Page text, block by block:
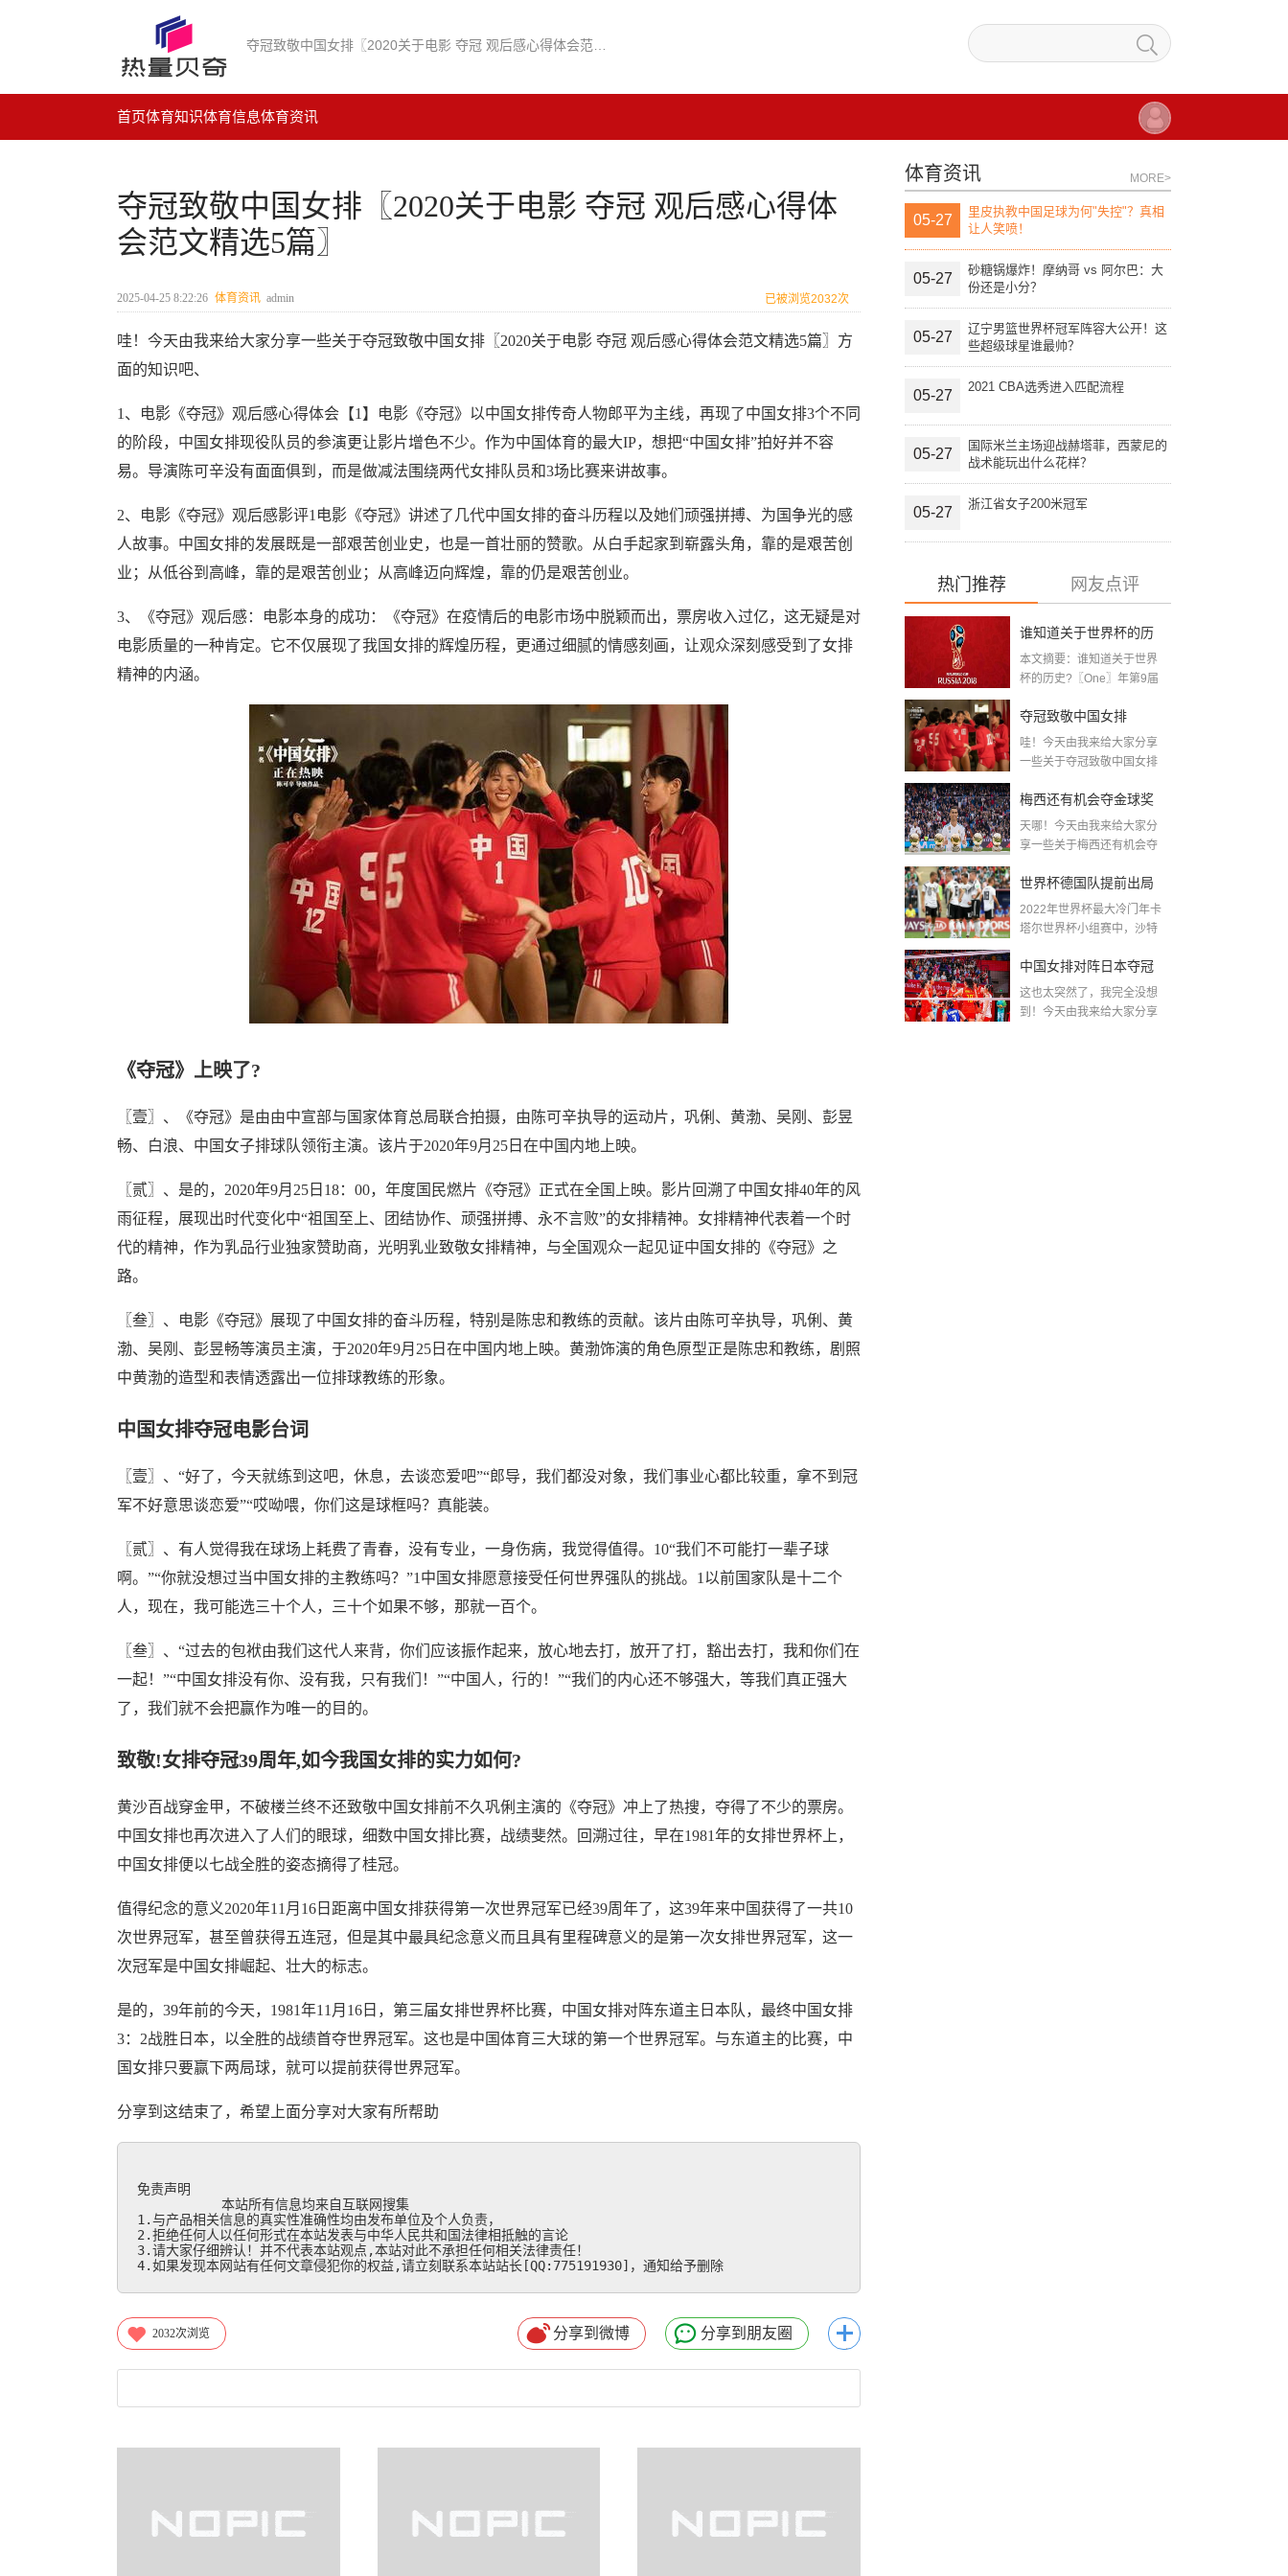
首页体育知识体育信息体育资讯
夺冠致敬中国女排〖2020关于电影 夺冠 观后感心得体
会范文精选5篇〗
2025-04-25 8:22:26 体育资讯 admin 已被浏览2032次
哇！今天由我来给大家分享一些关于夺冠致敬中国女排〖2020关于电影 夺冠 观后感心得体会范文精选5篇〗方
面的知识吧、
1、电影《夺冠》观后感心得体会【1】电影《夺冠》以中国女排传奇人物郎平为主线，再现了中国女排3个不同
的阶段，中国女排现役队员的参演更让影片增色不少。作为中国体育的最大IP，想把“中国女排”拍好并不容
易。导演陈可辛没有面面俱到，而是做减法围绕两代女排队员和3场比赛来讲故事。
2、电影《夺冠》观后感影评1电影《夺冠》讲述了几代中国女排的奋斗历程以及她们顽强拼搏、为国争光的感
人故事。中国女排的发展既是一部艰苦创业史，也是一首壮丽的赞歌。从白手起家到崭露头角，靠的是艰苦创
业；从低谷到高峰，靠的是艰苦创业；从高峰迈向辉煌，靠的仍是艰苦创业。
3、《夺冠》观后感：电影本身的成功：《夺冠》在疫情后的电影市场中脱颖而出，票房收入过亿，这无疑是对
电影质量的一种肯定。它不仅展现了我国女排的辉煌历程，更通过细腻的情感刻画，让观众深刻感受到了女排
精神的内涵。
《夺冠》上映了?
〖壹〗、《夺冠》是由由中宣部与国家体育总局联合拍摄，由陈可辛执导的运动片，巩俐、黄渤、吴刚、彭昱
畅、白浪、中国女子排球队领衔主演。该片于2020年9月25日在中国内地上映。
〖贰〗、是的，2020年9月25日18：00，年度国民燃片《夺冠》正式在全国上映。影片回溯了中国女排40年的风
雨征程，展现出时代变化中“祖国至上、团结协作、顽强拼搏、永不言败”的女排精神。女排精神代表着一个时
代的精神，作为乳品行业独家赞助商，光明乳业致敬女排精神，与全国观众一起见证中国女排的《夺冠》之
路。
〖叁〗、电影《夺冠》展现了中国女排的奋斗历程，特别是陈忠和教练的贡献。该片由陈可辛执导，巩俐、黄
渤、吴刚、彭昱畅等演员主演，于2020年9月25日在中国内地上映。黄渤饰演的角色原型正是陈忠和教练，剧照
中黄渤的造型和表情透露出一位排球教练的形象。
中国女排夺冠电影台词
〖壹〗、“好了，今天就练到这吧，休息，去谈恋爱吧”“郎导，我们都没对象，我们事业心都比较重，拿不到冠
军不好意思谈恋爱”“哎呦喂，你们这是球框吗？真能装。
〖贰〗、有人觉得我在球场上耗费了青春，没有专业，一身伤病，我觉得值得。10“我们不可能打一辈子球
啊。”“你就没想过当中国女排的主教练吗？”1中国女排愿意接受任何世界强队的挑战。1以前国家队是十二个
人，现在，我可能选三十个人，三十个如果不够，那就一百个。
〖叁〗、“过去的包袱由我们这代人来背，你们应该振作起来，放心地去打，放开了打，豁出去打，我和你们在
一起！”“中国女排没有你、没有我，只有我们！”“中国人，行的！”“我们的内心还不够强大，等我们真正强大
了，我们就不会把赢作为唯一的目的。
致敬!女排夺冠39周年,如今我国女排的实力如何?
黄沙百战穿金甲，不破楼兰终不还致敬中国女排前不久巩俐主演的《夺冠》冲上了热搜，夺得了不少的票房。
中国女排也再次进入了人们的眼球，细数中国女排比赛，战绩斐然。回溯过往，早在1981年的女排世界杯上，
中国女排便以七战全胜的姿态摘得了桂冠。
值得纪念的意义2020年11月16日距离中国女排获得第一次世界冠军已经39周年了，这39年来中国获得了一共10
次世界冠军，甚至曾获得五连冠，但是其中最具纪念意义而且具有里程碑意义的是第一次女排世界冠军，这一
次冠军是中国女排崛起、壮大的标志。
是的，39年前的今天，1981年11月16日，第三届女排世界杯比赛，中国女排对阵东道主日本队，最终中国女排
3：2战胜日本，以全胜的战绩首夺世界冠军。这也是中国体育三大球的第一个世界冠军。与东道主的比赛，中
国女排只要赢下两局球，就可以提前获得世界冠军。
分享到这结束了，希望上面分享对大家有所帮助
免责声明
本站所有信息均来自互联网搜集
1.与产品相关信息的真实性准确性均由发布单位及个人负责，
2.拒绝任何人以任何形式在本站发表与中华人民共和国法律相抵触的言论
3.请大家仔细辨认！并不代表本站观点,本站对此不承担任何相关法律责任！
4.如果发现本网站有任何文章侵犯你的权益,请立刻联系本站站长[QQ:775191930]，通知给予删除
2032次浏览 分享到微博 分享到朋友圈
体育资讯 MORE>
05-27
里皮执教中国足球为何"失控"？真相
让人笑喷！
05-27
砂糖锅爆炸！摩纳哥 vs 阿尔巴：大
份还是小分？
05-27
辽宁男篮世界杯冠军阵容大公开！这
些超级球星谁最帅？
05-27
2021 CBA选秀进入匹配流程
05-27
国际米兰主场迎战赫塔菲，西蒙尼的
战术能玩出什么花样？
05-27
浙江省女子200米冠军
热门推荐 网友点评
谁知道关于世界杯的历
史 「十二月四号世界杯
本文摘要：谁知道关于世界
杯的历史?〖One〗年第9届
夺冠致敬中国女排
〖2020关于电影 夺冠 观
哇！今天由我来给大家分享
一些关于夺冠致敬中国女排
梅西还有机会夺金球奖
〖梅老七什么梗〗
天哪！今天由我来给大家分
享一些关于梅西还有机会夺
世界杯德国队提前出局
吗,2018年世界杯德国战
2022年世界杯最大冷门年卡
塔尔世界杯小组赛中，沙特
中国女排对阵日本夺冠
了吗〖中国女排3 0复仇
这也太突然了，我完全没想
到！今天由我来给大家分享